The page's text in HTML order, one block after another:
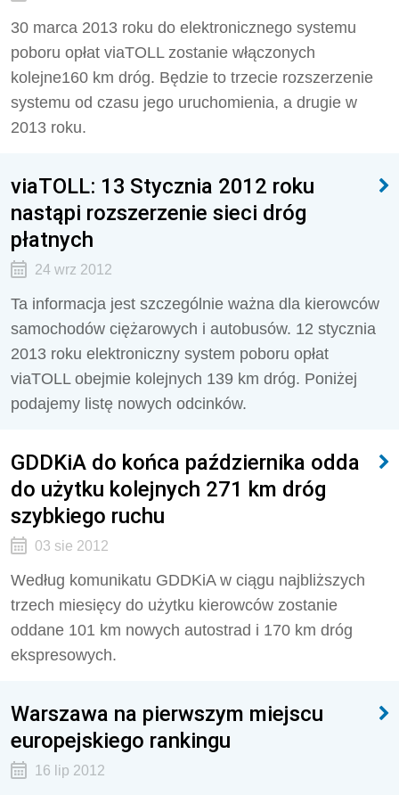
30 marca 2013 roku do elektronicznego systemu
poboru opłat viaTOLL zostanie włączonych
kolejne160 km dróg. Będzie to trzecie rozszerzenie
systemu od czasu jego uruchomienia, a drugie w
2013 roku.
viaTOLL: 13 Stycznia 2012 roku
nastąpi rozszerzenie sieci dróg
płatnych
24 wrz 2012
Ta informacja jest szczególnie ważna dla kierowców
samochodów ciężarowych i autobusów. 12 stycznia
2013 roku elektroniczny system poboru opłat
viaTOLL obejmie kolejnych 139 km dróg. Poniżej
podajemy listę nowych odcinków.
GDDKiA do końca października odda
do użytku kolejnych 271 km dróg
szybkiego ruchu
03 sie 2012
Według komunikatu GDDKiA w ciągu najbliższych
trzech miesięcy do użytku kierowców zostanie
oddane 101 km nowych autostrad i 170 km dróg
ekspresowych.
Warszawa na pierwszym miejscu
europejskiego rankingu
16 lip 2012